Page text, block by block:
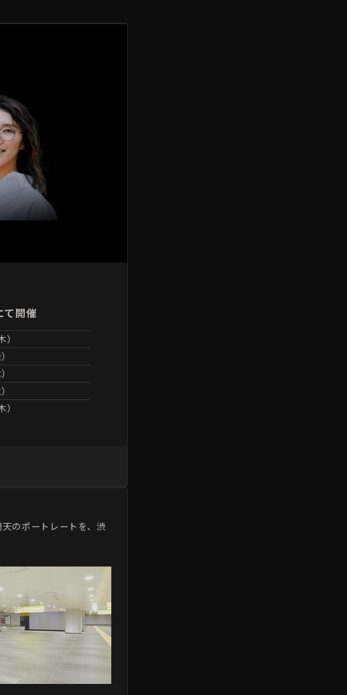
て開催
のポートレートを、渋